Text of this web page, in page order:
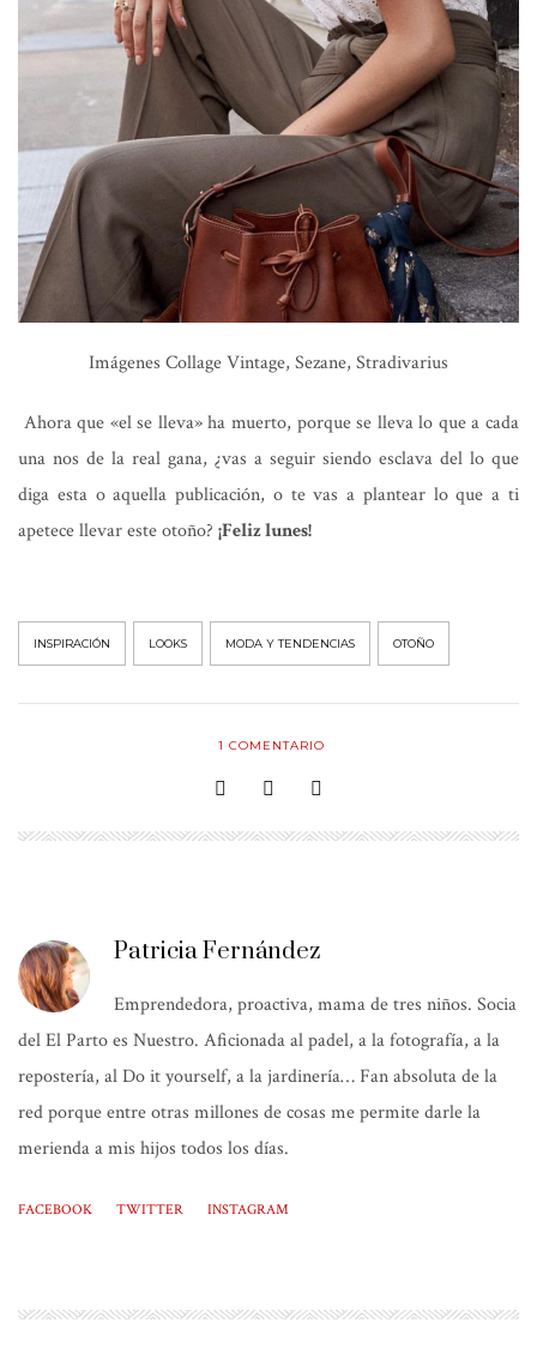
Imágenes Collage Vintage, Sezane, Stradivarius
Ahora que «el se lleva» ha muerto, porque se lleva lo que a cada
una nos de la real gana, ¿vas a seguir siendo esclava del lo que
diga esta o aquella publicación, o te vas a plantear lo que a ti
apetece llevar este otoño? ¡Feliz lunes!
INSPIRACIÓN LOOKS MODA Y TENDENCIAS OTOÑO
1 COMENTARIO
Patricia Fernández
Emprendedora, proactiva, mama de tres niños. Socia
del El Parto es Nuestro. Aficionada al padel, a la fotografía, a la
repostería, al Do it yourself, a la jardinería… Fan absoluta de la
red porque entre otras millones de cosas me permite darle la
merienda a mis hijos todos los días.
FACEBOOK TWITTER INSTAGRAM